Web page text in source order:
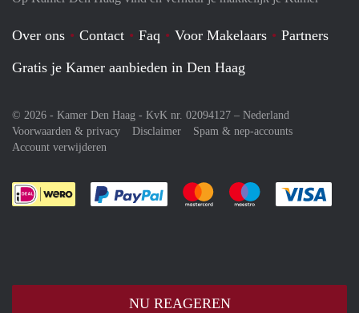
NU REAGEREN
Over ons Contact Faq Voor Makelaars
Partners
Gratis je Kamer aanbieden in Den Haag
© 2026 - Kamer Den Haag - KvK nr. 02094127 – Nederland
Voorwaarden & privacy
Disclaimer
Spam & nep-accounts
Account verwijderen
Je rekent gemakkelijk af met Paypal
Je rekent gemakkelijk af met
Je rekent